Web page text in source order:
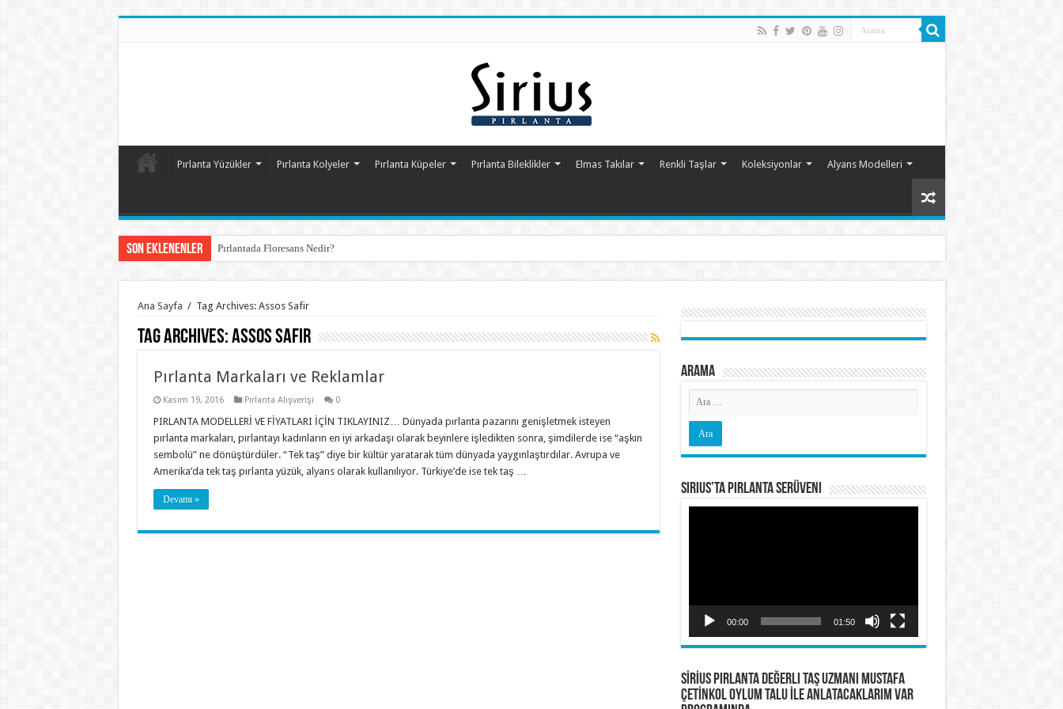
Pırlanta Yüzükler Pırlanta Kolyeler Pırlanta Küpeler Pırlanta Bileklikler Elmas Takılar Renkli Taşlar Koleksiyonlar Alyans Modelleri
Son Eklenenler Pırlantada Floresans Nedir?
Ana Sayfa / Tag Archives: Assos Safir
Tag Archives:Assos Safir
Pırlanta Markaları ve Reklamlar
Kasım 19, 2016 Pırlanta Alışverişi 0
PIRLANTA MODELLERİ VE FİYATLARI İÇİN TIKLAYINIZ… Dünyada pırlanta pazarını genişletmek isteyen
pırlanta markaları, pırlantayı kadınların en iyi arkadaşı olarak beyinlere işledikten sonra, şimdilerde ise “aşkın
sembolü” ne dönüştürdüler. “Tek taş” diye bir kültür yaratarak tüm dünyada yaygınlaştırdılar. Avrupa ve
Amerika’da tek taş pırlanta yüzük, alyans olarak kullanılıyor. Türkiye’de ise tek taş …
Devamı »
Arama
Sirius’ta Pırlanta Serüveni
00:00 01:50
SİRİUS PIRLANTA Değerli Taş Uzmanı Mustafa
ÇETİNKOL OYLUM TALU İLE ANLATACAKLARIM VAR